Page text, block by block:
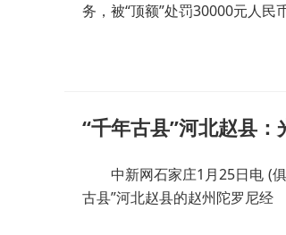
务，被“顶额”处罚30000元人民
“千年古县”河北赵县
中新网石家庄1月25日电 (俱
古县”河北赵县的赵州陀罗尼经